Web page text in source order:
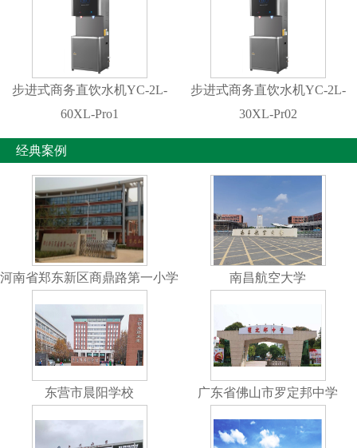
步进式商务直饮水机YC-2L-
60XL-Pro1
步进式商务直饮水机YC-2L-
30XL-Pr02
经典案例
河南省郑东新区商鼎路第一小学 南昌航空大学
东营市晨阳学校 广东省佛山市罗定邦中学